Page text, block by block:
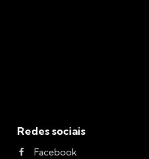
Redes sociais
Facebook